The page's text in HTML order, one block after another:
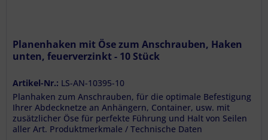
Planenhaken mit Öse zum Anschrauben, Haken
unten, feuerverzinkt - 10 Stück
Artikel-Nr.: LS-AN-10395-10
Planhaken zum Anschrauben, für die optimale Befestigung
Ihrer Abdecknetze an Anhängern, Container, usw. mit
zusätzlicher Öse für perfekte Führung und Halt von Seilen
aller Art. Produktmerkmale / Technische Daten